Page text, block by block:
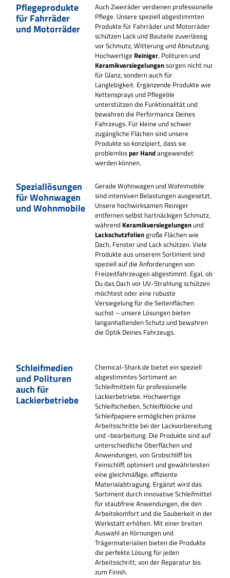
Pflegeprodukte
für Fahrräder
und Motorräder
Auch Zweiräder verdienen professionelle
Pflege. Unsere speziell abgestimmten
Produkte für Fahrräder und Motorräder
schützen Lack und Bauteile zuverlässig
vor Schmutz, Witterung und Abnutzung.
Hochwertige Reiniger, Polituren und
Keramikversiegelungensorgen nicht nur
für Glanz, sondern auch für
Langlebigkeit. Ergänzende Produkte wie
Kettensprays und Pflegeöle
unterstützen die Funktionalität und
bewahren die Performance Deines
Fahrzeugs. Für kleine und schwer
zugängliche Flächen sind unsere
Produkte so konzipiert, dass sie
problemlosper Handangewendet
werden können.
Speziallösungen
für Wohnwagen
und Wohnmobile
Gerade Wohnwagen und Wohnmobile
sind intensiven Belastungen ausgesetzt.
Unsere hochwirksamen Reiniger
entfernen selbst hartnäckigen Schmutz,
während Keramikversiegelungenund
Lackschutzfoliengroße Flächen wie
Dach, Fenster und Lack schützen.Viele
Produkte aus unserem Sortiment sind
speziell auf die Anforderungen von
Freizeitfahrzeugen abgestimmt. Egal, ob
Du das Dach vor UV-Strahlung schützen
möchtest oder eine robuste
Versiegelung für die Seitenflächen
suchst – unsere Lösungen bieten
langanhaltenden Schutz und bewahren
die Optik Deines Fahrzeugs.
Schleifmedien
und Polituren
auch für
Lackierbetriebe
Chemical-Shark.de bietet ein speziell
abgestimmtes Sortiment an
Schleifmitteln für professionelle
Lackierbetriebe. Hochwertige
Schleifscheiben, Schleifblöcke und
Schleifpapiere ermöglichen präzise
Arbeitsschritte bei der Lackvorbereitung
und -bearbeitung. Die Produkte sind auf
unterschiedliche Oberflächen und
Anwendungen, von Grobschliff bis
Feinschliff, optimiert und gewährleisten
eine gleichmäßige, effiziente
Materialabtragung. Ergänzt wird das
Sortiment durch innovative Schleifmittel
für staubfreie Anwendungen, die den
Arbeitskomfort und die Sauberkeit in der
Werkstatt erhöhen. Mit einer breiten
Auswahl an Körnungen und
Trägermaterialien bieten die Produkte
die perfekte Lösung für jeden
Arbeitsschritt, von der Reparatur bis
zum Finish.